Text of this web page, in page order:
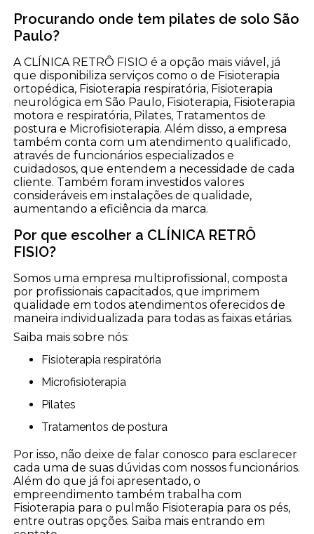
Procurando onde tem pilates de solo São
Paulo?
A CLÍNICA RETRÔ FISIO é a opção mais viável, já
que disponibiliza serviços como o de Fisioterapia
ortopédica, Fisioterapia respiratória, Fisioterapia
neurológica em São Paulo, Fisioterapia, Fisioterapia
motora e respiratória, Pilates, Tratamentos de
postura e Microfisioterapia. Além disso, a empresa
também conta com um atendimento qualificado,
através de funcionários especializados e
cuidadosos, que entendem a necessidade de cada
cliente. Também foram investidos valores
consideráveis em instalações de qualidade,
aumentando a eficiência da marca.
Por que escolher a CLÍNICA RETRÔ
FISIO?
Somos uma empresa multiprofissional, composta
por profissionais capacitados, que imprimem
qualidade em todos atendimentos oferecidos de
maneira individualizada para todas as faixas etárias.
Saiba mais sobre nós:
Fisioterapia respiratória
Microfisioterapia
Pilates
Tratamentos de postura
Por isso, não deixe de falar conosco para esclarecer
cada uma de suas dúvidas com nossos funcionários.
Além do que já foi apresentado, o
empreendimento também trabalha com
Fisioterapia para o pulmão Fisioterapia para os pés,
entre outras opções. Saiba mais entrando em